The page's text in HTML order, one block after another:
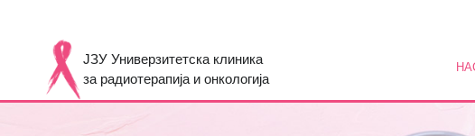
ЈЗУ Универзитетска клиника
за радиотерапија и онкологија